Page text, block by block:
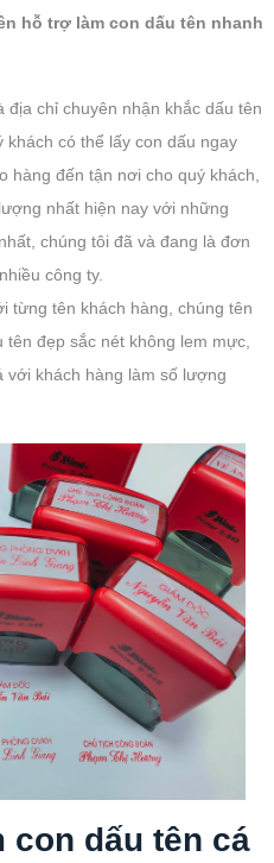
hỗ trợ làm con dấu tên nhanh
chỉ chuyên nhận khắc dấu tên
có thể lấy con dấu ngay
hàng đến tận nơi cho quý khách,
nhất hiện nay với những
chúng tôi đã và đang là đơn
công ty.
từng tên khách hàng, chúng tên
đẹp sắc nét không lem mực,
với khách hàng làm số lượng
con dấu tên cá